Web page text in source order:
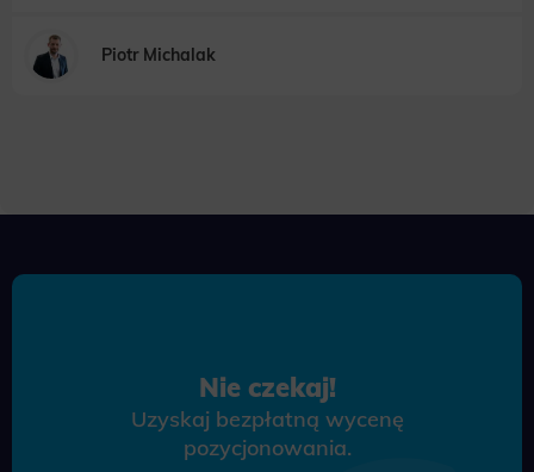
Piotr Michalak
Nie czekaj!
Uzyskaj bezpłatną wycenę
pozycjonowania.